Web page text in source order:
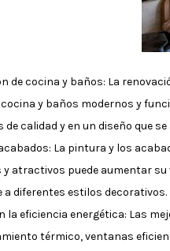
de cocina y baños: La
cocina y baños modernos y
de calidad y en un diseño que
La pintura y los
y atractivos puede aumentar su
a diferentes estilos decorativos.
la eficiencia energética: Las
térmico, ventanas